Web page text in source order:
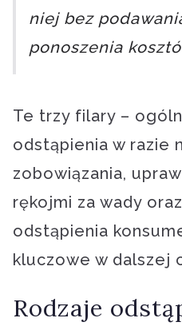
niej bez
ponoszenia
Te trzy filary –
odstąpienia w razie
zobowiązania,
rękojmi za wady
odstąpienia
kluczowe w dalszej
Rodzaje